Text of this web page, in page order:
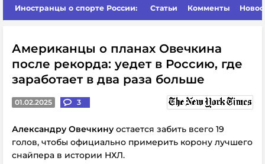
Иностранцы о спорте России: Статьи Комменты
Американцы о планах Овечкина
после рекорда: уедет в Россию, где
заработает в два раза больше
01.02.2025 3
Александру Овечкину остается забить всего 19
голов, чтобы официально примерить корону лучшего
снайпера в истории НХЛ.